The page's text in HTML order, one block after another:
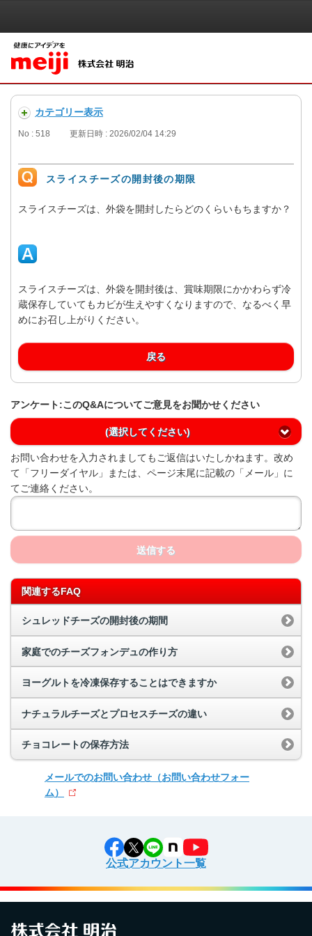
カテゴリー表示
No : 518 更新日時 : 2026/02/04 14:29
スライスチーズの開封後の期限
スライスチーズは、外袋を開封したらどのくらいもちますか？
スライスチーズは、外袋を開封後は、賞味期限にかかわらず冷
蔵保存していてもカビが生えやすくなりますので、なるべく早
めにお召し上がりください。
戻る
アンケート:このQ&Aについてご意見をお聞かせください
(選択してください)
お問い合わせを入力されましてもご返信はいたしかねます。改め
て「フリーダイヤル」または、ページ末尾に記載の「メール」に
てご連絡ください。
送信する
関連するFAQ
シュレッドチーズの開封後の期間
家庭でのチーズフォンデュの作り方
ヨーグルトを冷凍保存することはできますか
ナチュラルチーズとプロセスチーズの違い
チョコレートの保存方法
メールでのお問い合わせ （お問い合わせフォー
ム）
公式アカウント一覧